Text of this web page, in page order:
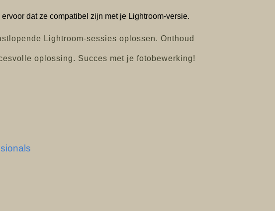
dat ze compatibel zijn met je Lightroom-versie.
Lightroom-sessies oplossen. Onthoud
oplossing. Succes met je fotobewerking!